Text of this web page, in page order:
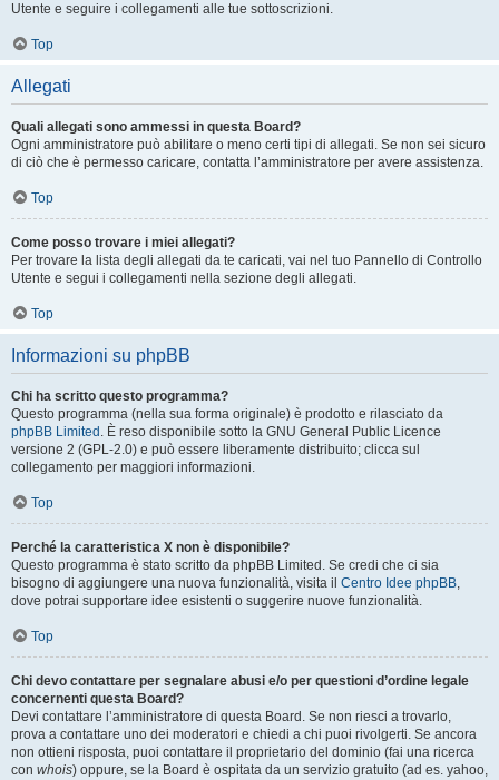
Utente e seguire i collegamenti alle tue sottoscrizioni.
Top
Allegati
Quali allegati sono ammessi in questa Board?
Ogni amministratore può abilitare o meno certi tipi di allegati. Se non sei sicuro
di ciò che è permesso caricare, contatta l’amministratore per avere assistenza.
Top
Come posso trovare i miei allegati?
Per trovare la lista degli allegati da te caricati, vai nel tuo Pannello di Controllo
Utente e segui i collegamenti nella sezione degli allegati.
Top
Informazioni su phpBB
Chi ha scritto questo programma?
Questo programma (nella sua forma originale) è prodotto e rilasciato da
phpBB Limited . È reso disponibile sotto la GNU General Public Licence
versione 2 (GPL-2.0) e può essere liberamente distribuito; clicca sul
collegamento per maggiori informazioni.
Top
Perché la caratteristica X non è disponibile?
Questo programma è stato scritto da phpBB Limited. Se credi che ci sia
bisogno di aggiungere una nuova funzionalità, visita il Centro Idee phpBB,
dove potrai supportare idee esistenti o suggerire nuove funzionalità.
Top
Chi devo contattare per segnalare abusi e/o per questioni d’ordine legale
concernenti questa Board?
Devi contattare l’amministratore di questa Board. Se non riesci a trovarlo,
prova a contattare uno dei moderatori e chiedi a chi puoi rivolgerti. Se ancora
non ottieni risposta, puoi contattare il proprietario del dominio (fai una ricerca
con whois) oppure, se la Board è ospitata da un servizio gratuito (ad es. yahoo,